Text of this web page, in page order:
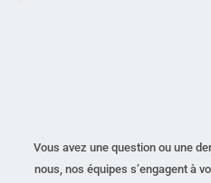
Vous avez une question ou une
nous, nos équipes s’engagent à